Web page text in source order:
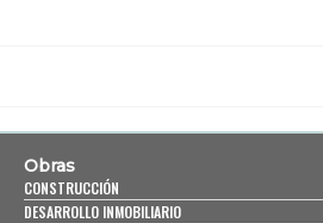
Obras
CONSTRUCCIÓN
DESARROLLO INMOBILIARIO